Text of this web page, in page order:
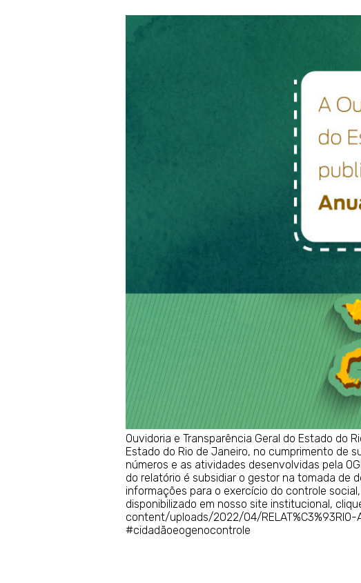
Ouvidoria e Transparência Geral do Estado do
Estado do Rio de Janeiro, no cumprimento de
números e as atividades desenvolvidas pela
do relatório é subsidiar o gestor na tomada de
informações para o exercício do controle
disponibilizado em nosso site institucional,
content/uploads/2022/04/
#cidadãoeogenocontrole